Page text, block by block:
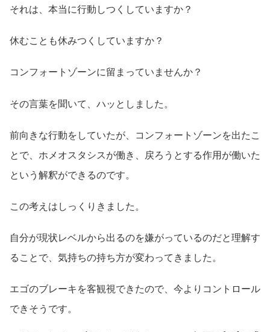
それは、本当に行動しつくしていますか？
休むことも休みつくしていますか？
コンフォートゾーンに留まっていませんか？
その言葉を聞いて、ハッとしました。
前向きな行動をしていたが、コンフォートゾーンを出たこ
とで、ホメオスタシスが働き、戻ろうとする作用が働いた
という解釈ができるのです。
この考えはしっくりきました。
自分が現状レベルから出るのを嫌がっているのだと理解す
ることで、気持ちの持ち方が変わってきました。
エゴのブレーキを客観視できたので、今よりコントロール
できそうです。